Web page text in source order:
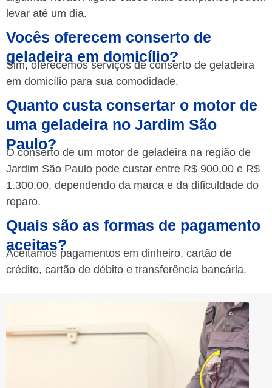
levar até um dia.
Vocês oferecem conserto de
geladeira em domicílio?
Sim, oferecemos serviços de conserto de geladeira
em domicílio para sua comodidade.
Quanto custa consertar o motor de
uma geladeira no Jardim São
Paulo?
O conserto de um motor de geladeira na região de
Jardim São Paulo pode custar entre R$ 900,00 e R$
1.300,00, dependendo da marca e da dificuldade do
reparo.
Quais são as formas de pagamento
aceitas?
Aceitamos pagamentos em dinheiro, cartão de
crédito, cartão de débito e transferência bancária.